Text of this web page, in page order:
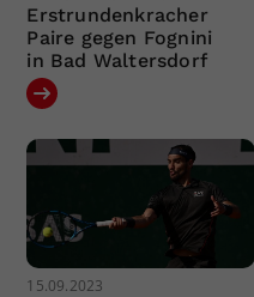
Erstrundenkracher
Paire gegen Fognini
in Bad Waltersdorf
15.09.2023